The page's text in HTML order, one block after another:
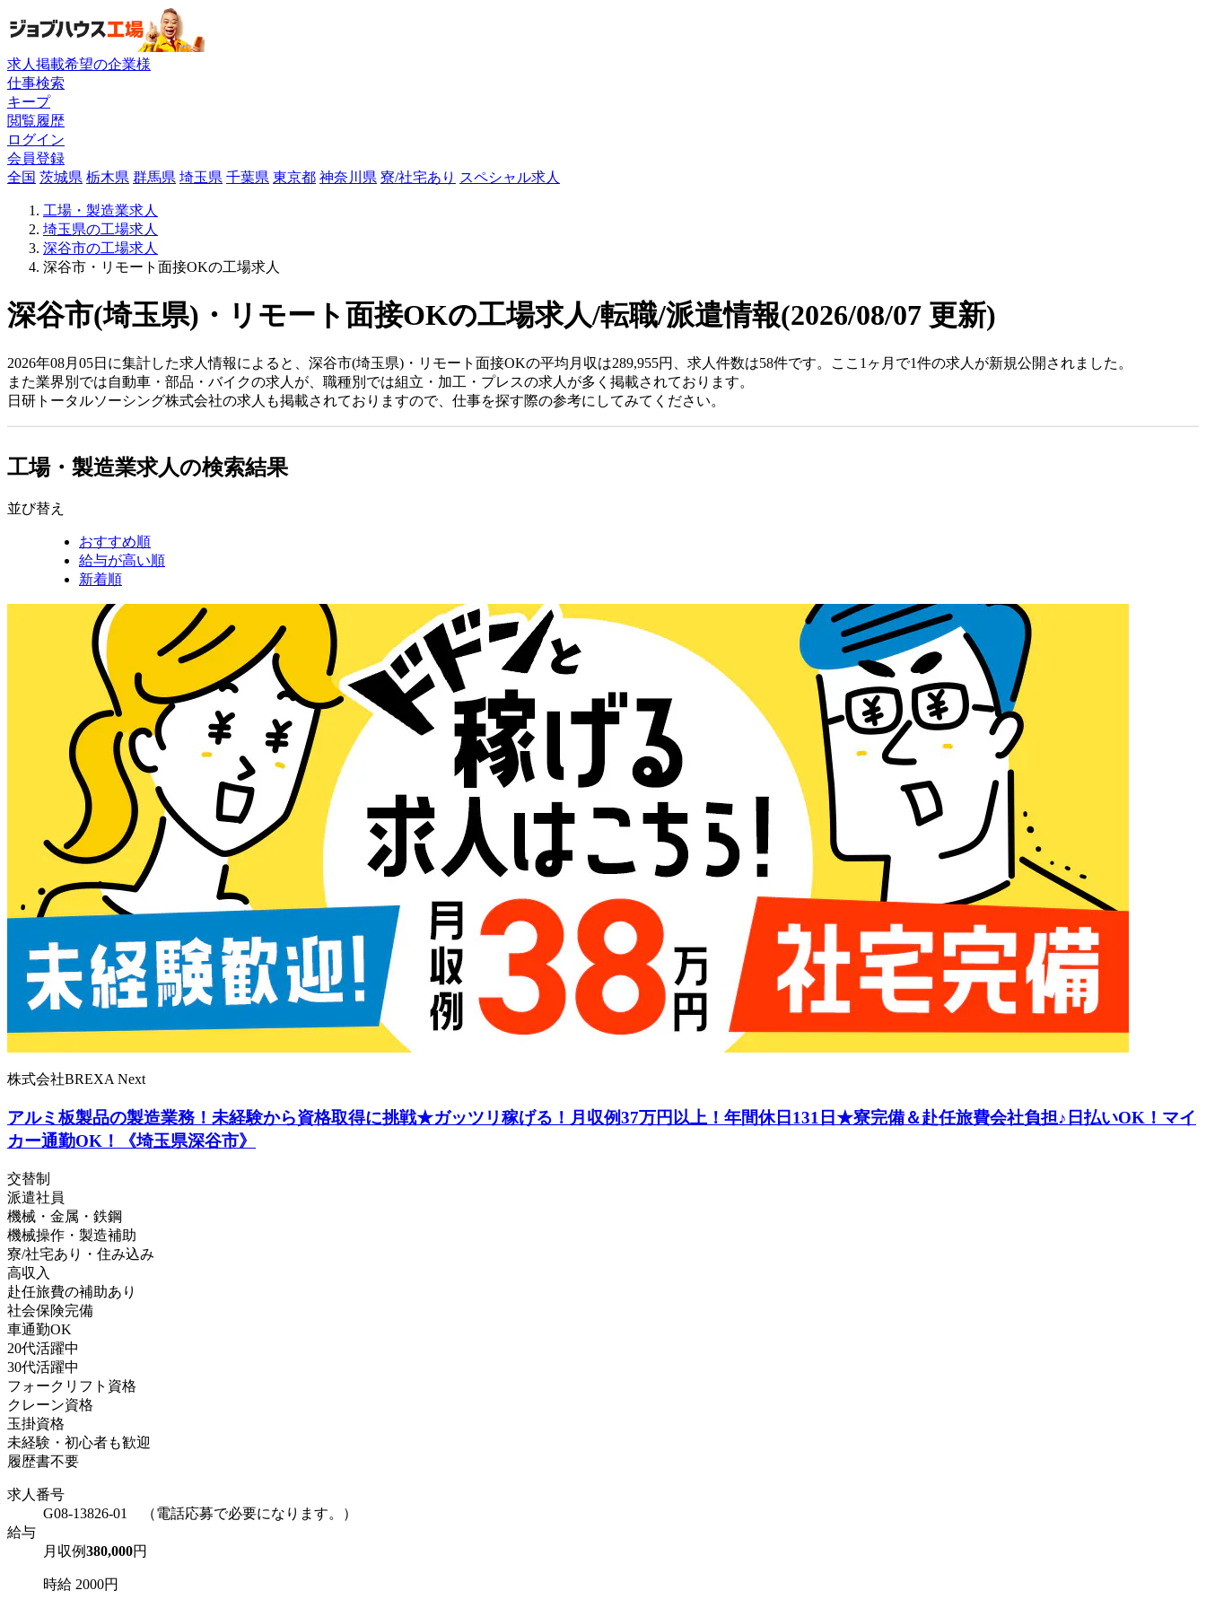
求人掲載希望の企業様
仕事検索
キープ
閲覧履歴
ログイン
会員登録
全国 茨城県 栃木県 群馬県 埼玉県 千葉県 東京都 神奈川県 寮/社宅あり スペシャル求人
工場・製造業求人
埼玉県の工場求人
深谷市の工場求人
深谷市・リモート面接OKの工場求人
深谷市(埼玉県)・リモート面接OKの工場求人/転職/派遣情報(2026/08/07 更新)
2026年08月05日に集計した求人情報によると、深谷市(埼玉県)・リモート面接OKの平均月収は289,955円、求人件数は58件です。ここ1ヶ月で1件の求人が新規公開されました。
また業界別では自動車・部品・バイクの求人が、職種別では組立・加工・プレスの求人が多く掲載されております。
日研トータルソーシング株式会社の求人も掲載されておりますので、仕事を探す際の参考にしてみてください。
工場・製造業求人の検索結果
並び替え
おすすめ順
給与が高い順
新着順
株式会社BREXA Next
アルミ板製品の製造業務！未経験から資格取得に挑戦★ガッツリ稼げる！月収例37万円以上！年間休日131日★寮完備＆赴任旅費会社負担♪日払いOK！マイ
カー通勤OK！《埼玉県深谷市》
交替制
派遣社員
機械・金属・鉄鋼
機械操作・製造補助
寮/社宅あり・住み込み
高収入
赴任旅費の補助あり
社会保険完備
車通勤OK
20代活躍中
30代活躍中
フォークリフト資格
クレーン資格
玉掛資格
未経験・初心者も歓迎
履歴書不要
求人番号
G08-13826-01 （電話応募で必要になります。）
給与
月収例380,000円
時給 2000円